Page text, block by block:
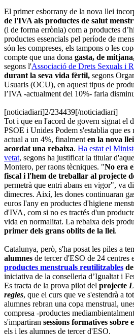
El primer esborrany de la nova llei
de l'IVA als productes de salut
(i de forma errònia) com a productes
productes essencials pel període de
són les compreses, els tampons o les
compte que una dona gasta, de
segons l'Associació de Drets Sexuals i
durant la seva vida fèrtil, segons
Usuaris (OCU), en aquest tipus de
l’IVA -actualment del 10%- faria
[noticiadiari]2/234439[/noticiadiari]
Tot i que en l'acord de govern signat el
PSOE i Unides Podem s'establia que
actual a un 4%, finalment en la nova
acordat una rebaixa. Ha estat el
vetat, segons ha justificat la titular
Montero, per raons tècniques. "No era
fiscal i l'hem de treballar al projecte
permetrà que entri abans en vigor", va
dimecres. Així, les dones continuaran
euros l'any en productes d'higiene
d'IVA, com si no es tractés d'un
vida en normalitat. La rebaixa dels
primer dels grans oblits de la llei.
Catalunya, però, s'ha posat les piles a
alumnes de tercer d'ESO de 24 centres
productes menstruals reutilitzables
iniciativa de la conselleria d’Igualtat i
Es tracta de la prova pilot del projecte
regles, que el curs que ve s'estendrà a
alumnes rebran una copa menstrual,
compresa -productes
s'impartiran sessions formatives sobre
els i les alumnes de tercer d'ESO.